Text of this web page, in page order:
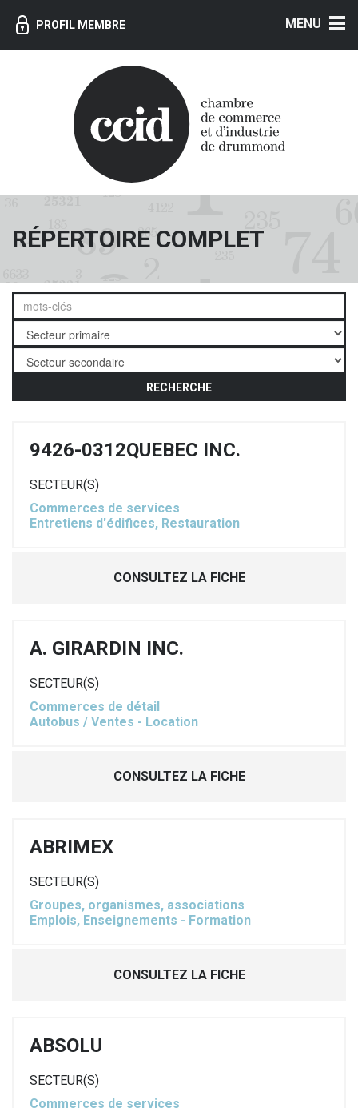
PROFIL MEMBRE
RÉPERTOIRE COMPLET
RECHERCHE
9426-0312QUEBEC INC.
SECTEUR(S)
Commerces de services
Entretiens d'édifices, Restauration
CONSULTEZ LA FICHE
A. GIRARDIN INC.
SECTEUR(S)
Commerces de détail
Autobus / Ventes - Location
CONSULTEZ LA FICHE
ABRIMEX
SECTEUR(S)
Groupes, organismes, associations
Emplois, Enseignements - Formation
CONSULTEZ LA FICHE
ABSOLU
SECTEUR(S)
Commerces de services
MENU